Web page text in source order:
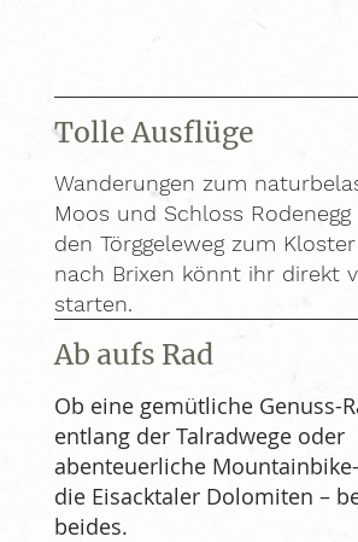
Tolle Ausflüge
Wanderungen zum
Moos und Schloss
den Törggeleweg zum
nach Brixen könnt ihr direkt
starten.
Ab aufs Rad
Ob eine gemütliche Genuss-
entlang der Talradwege oder
abenteuerliche
die Eisacktaler Dolomiten –
beides.